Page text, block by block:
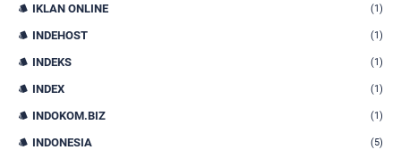
IKLAN ONLINE (1)
INDEHOST (1)
INDEKS (1)
INDEX (1)
INDOKOM.BIZ (1)
INDONESIA (5)